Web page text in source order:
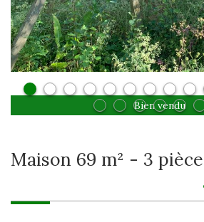
Bien vendu
maison 69 m² - 3